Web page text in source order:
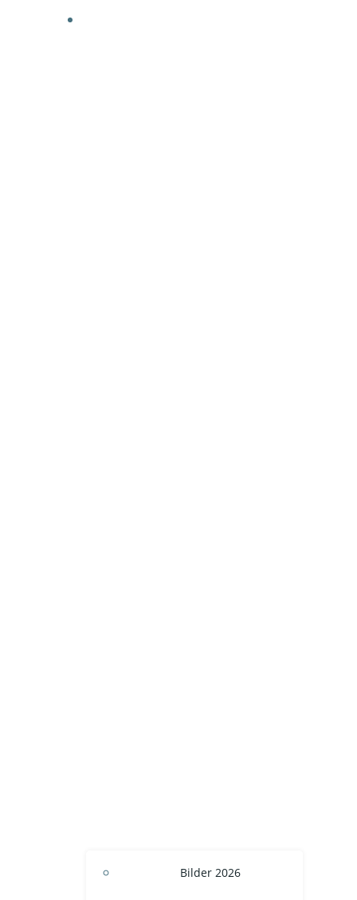
Bilder 2026